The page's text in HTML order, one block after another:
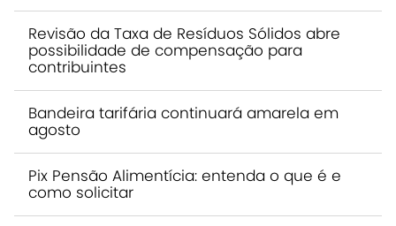
Revisão da Taxa de Resíduos Sólidos abre
possibilidade de compensação para
contribuintes
Bandeira tarifária continuará amarela em
agosto
Pix Pensão Alimentícia: entenda o que é e
como solicitar